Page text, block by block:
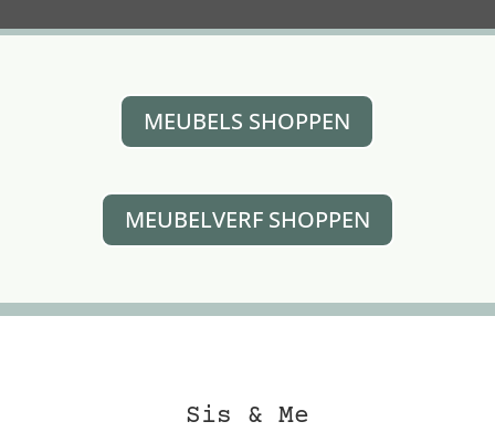
MEUBELS SHOPPEN
MEUBELVERF SHOPPEN
Sis & Me